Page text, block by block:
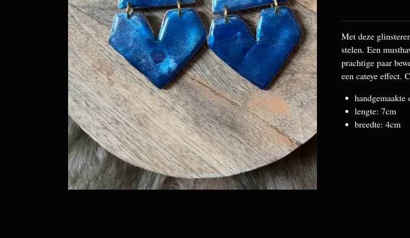
Met deze
stelen. Een
prachtige paar
een cateye effect.
lengte: 7cm
breedte: 4cm